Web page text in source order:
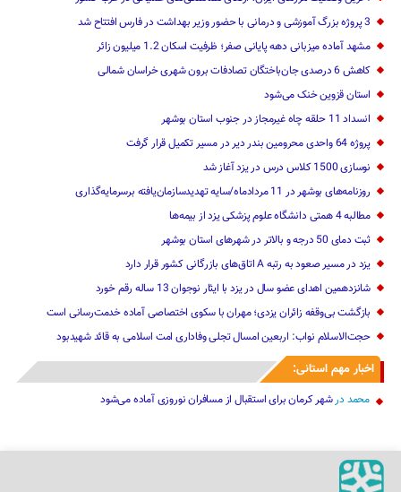
3 پروژه بزرگ آموزشی و درمانی با حضور وزیر بهداشت در فارس افتتاح شد
مشهد آماده میزبانی دهه پایانی صفر؛ ظرفیت اسکان 1.2 میلیون زائر
کاهش 6 درصدی جان‌باختگان تصادفات برون شهری خراسان شمالی
استان قزوین خنک‌ می‌شود
انسداد 11 حلقه چاه غیرمجاز در جنوب استان بوشهر
پروژه 64 واحدی محرومین بندر دیر در مسیر تکمیل قرار گرفت
نوسازی 1500 کلاس درس در یزد آغاز شد
روزنامه‌های بوشهر در 11 مردادماه/سایه تهدیدسازمان‌یافته برسرمایه‌گذاری
مطالبه 4 همتی دانشگاه علوم پزشکی یزد از بیمه‌ها
ثبت دمای 50 درجه و بالاتر در شهرهای استان بوشهر
یزد در مسیر صعود به رتبه A اتاق‌های بازرگانی کشور قرار دارد
شانزدهمین اهدای عضو سال در یزد با ایثار نوجوان 13 ساله رقم خورد
بازگشت بی‌وقفه زائران یزدی؛ مهران با سکوی اختصاصی آماده خدمت‌رسانی است
حجت‌الاسلام نواب: اربعین امسال تجلی وفاداری امت اسلامی به قائد شهیدبود
اخبار مهم استانی:
محمد درشهر کرمان برای استقبال از مسافران نوروزی آماده می‌شود